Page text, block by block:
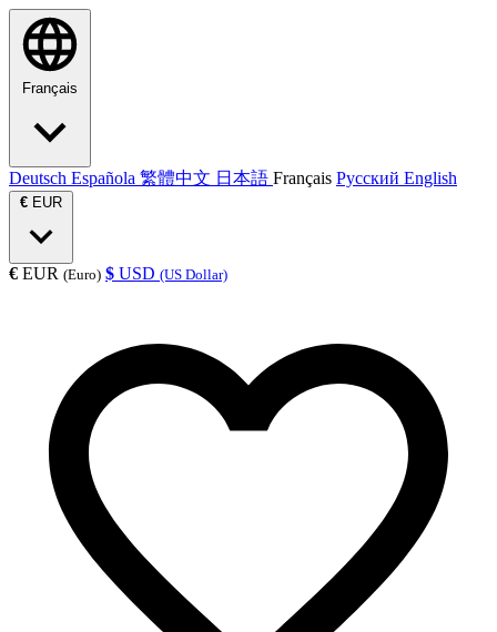
Français
Deutsch Española 繁體中文 日本語 Français Русский English
€ EUR
€ EUR (Euro) $ USD (US Dollar)